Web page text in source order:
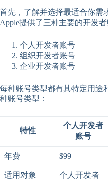
首先，了解并选择最适合你需
Apple提供了三种主要的开发者
个人开发者账号
组织开发者账号
企业开发者账号
每种账号类型都有其特定用途
种账号类型：
特性
个人开发者
账号
年费 $99
适用对象 个人开发者